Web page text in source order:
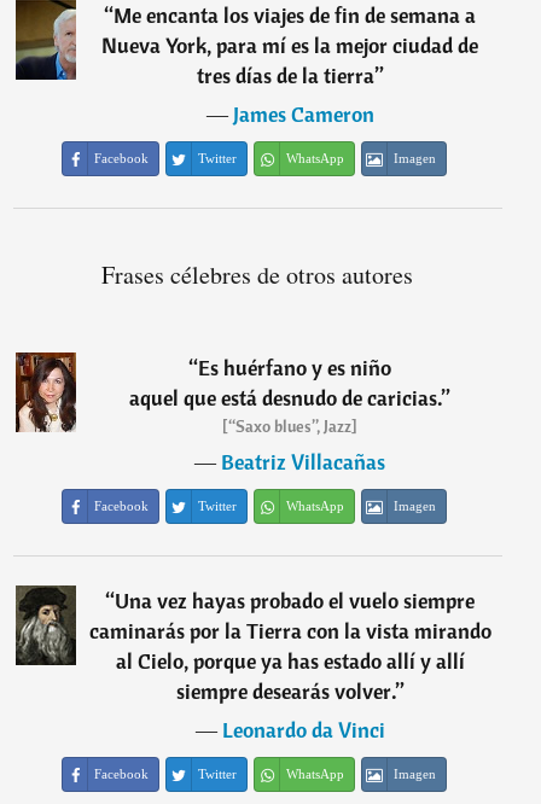
“Me encanta los viajes de fin de semana a
Nueva York, para mí es la mejor ciudad de
tres días de la tierra”
―James Cameron
Facebook Twitter WhatsApp Imagen
Frases célebres de otros autores
“Es huérfano y es niño
aquel que está desnudo de caricias.”
[“Saxo blues”, Jazz]
―Beatriz Villacañas
Facebook Twitter WhatsApp Imagen
“Una vez hayas probado el vuelo siempre
caminarás por la Tierra con la vista mirando
al Cielo, porque ya has estado allí y allí
siempre desearás volver.”
―Leonardo da Vinci
Facebook Twitter WhatsApp Imagen